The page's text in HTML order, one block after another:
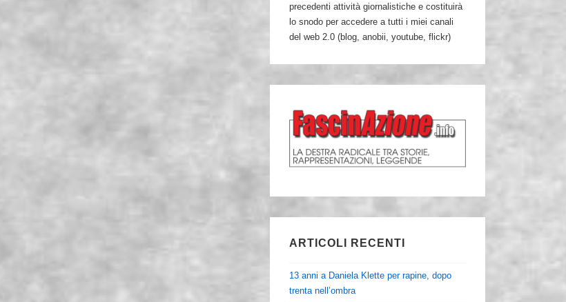
precedenti attività giornalistiche e costituirà
lo snodo per accedere a tutti i miei canali
del web 2.0 (blog, anobii, youtube, flickr)
ARTICOLI RECENTI
13 anni a Daniela Klette per rapine, dopo
trenta nell’ombra